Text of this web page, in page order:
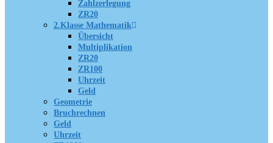
Zahlzerlegung
ZR20
2.Klasse Mathematik
Übersicht
Multiplikation
ZR20
ZR100
Uhrzeit
Geld
Geometrie
Bruchrechnen
Geld
Uhrzeit